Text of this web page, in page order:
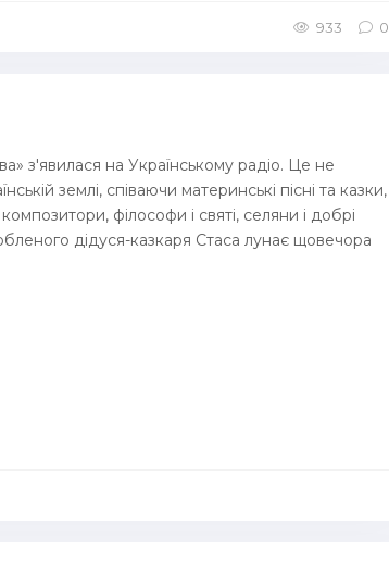
933 0
з'явилася на Українському радіо. Це не
землі, співаючи материнські пісні та казки,
філософи і святі, селяни і добрі
дідуся-казкаря Стаса лунає щовечора